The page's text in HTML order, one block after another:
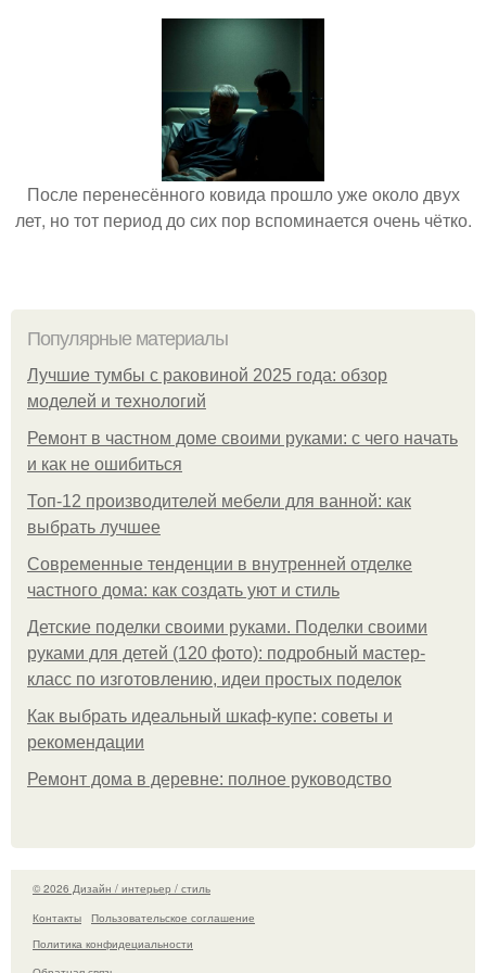
После перенесённого ковида прошло уже около двух
лет, но тот период до сих пор вспоминается очень чётко.
Популярные материалы
Лучшие тумбы с раковиной 2025 года: обзор
моделей и технологий
Ремонт в частном доме своими руками: с чего начать
и как не ошибиться
Топ-12 производителей мебели для ванной: как
выбрать лучшее
Современные тенденции в внутренней отделке
частного дома: как создать уют и стиль
Детские поделки своими руками. Поделки своими
руками для детей (120 фото): подробный мастер-
класс по изготовлению, идеи простых поделок
Как выбрать идеальный шкаф-купе: советы и
рекомендации
Ремонт дома в деревне: полное руководство
© 2026 Дизайн / интерьер / стиль
Контакты
Пользовательское соглашение
Политика конфидециальности